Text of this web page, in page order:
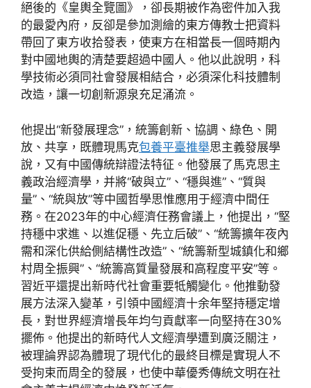
絕後的《皇輿全覽圖》，卻長期被作為密件加入我
的最愛內府，反卻是參加測繪的東方傳教士把資料
帶回了東方收拾發表，使東方在相當長一個時期內
對中國地輿的清楚要超過中國人。他以此說明，科
學技術必須同社會發展相結合，必須深化科技體制
改造，讓一切創新源泉充足涌流。
他提出“新發展理念”，統籌創新、協調、綠色、開
放、共享，既體現馬克包養平臺推舉思主義發展學
說，又有中國傳統辯證法特征。他發展了馬克思主
義政治經濟學，并將“破與立”、“穩與進”、“質與
量”、“統與放”等中國哲學思惟應用于經濟中間任
務。在2023年的中心經濟任務會議上，他提出，“堅
持穩中求進、以進促穩、先立后破”、“統籌擴年夜內
需和深化供給側結構性改造”、“統籌新型城鎮化和鄉
村周全振興”、“統籌高質量發展和高程度平安”等。
習近平還提出新時代社會重要牴觸變化。他推動發
展方法深入變革，引領中國經濟十余年堅持穩定增
長，對世界經濟增長年均勻貢獻率一向堅持在30%
擺佈。他提出的新時代人文經濟學遭到廣泛關注，
被理論界認為體現了現代化的最終目標是實現人不
受拘束而周全的發展，也使中華優秀傳統文明在社